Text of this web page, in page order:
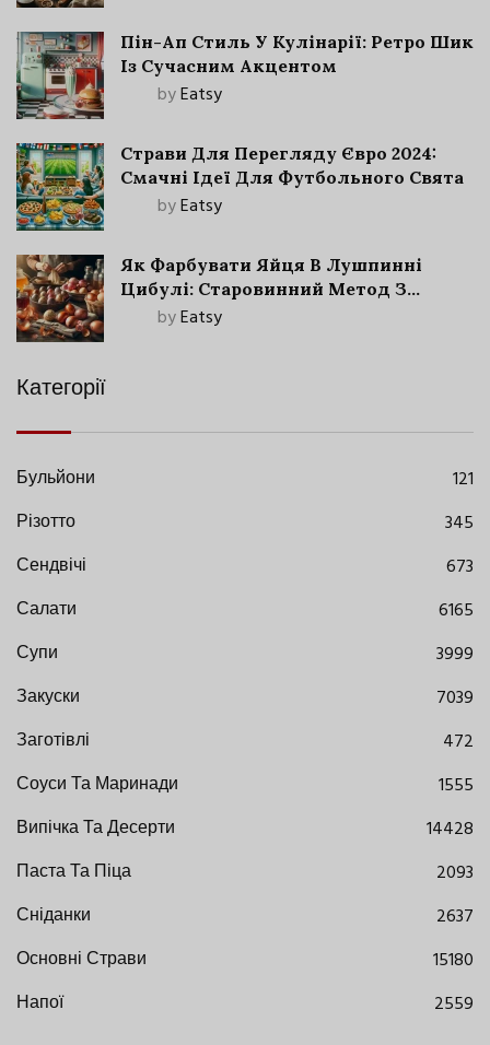
Пін-Ап Стиль У Кулінарії: Ретро Шик
Із Сучасним Акцентом
byEatsy
Страви Для Перегляду Євро 2024:
Смачні Ідеї Для Футбольного Свята
byEatsy
Як Фарбувати Яйця В Лушпинні
Цибулі: Старовинний Метод З
Сучасними Нюансами
byEatsy
Категорії
Бульйони
121
Різотто
345
Сендвічі
673
Салати
6165
Супи
3999
Закуски
7039
Заготівлі
472
Соуси Та Маринади
1555
Випічка Та Десерти
14428
Паста Та Піца
2093
Сніданки
2637
Основні Страви
15180
Напої
2559